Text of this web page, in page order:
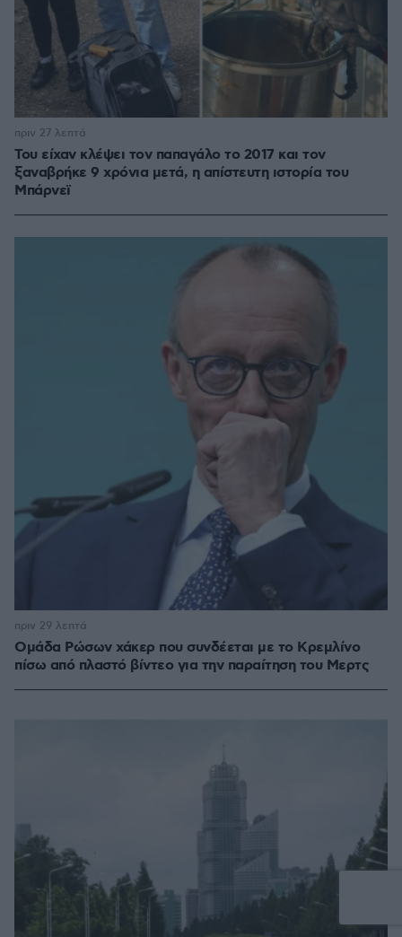
Του είχαν κλέψει τον παπαγάλο το 2017 και τον
ξαναβρήκε 9 χρόνια μετά, η απίστευτη ιστορία του
Μπάρνεϊ
πριν 27 λεπτά
Ομάδα Ρώσων χάκερ που συνδέεται με το Κρεμλίνο
πίσω από πλαστό βίντεο για την παραίτηση του Μερτς
πριν 29 λεπτά